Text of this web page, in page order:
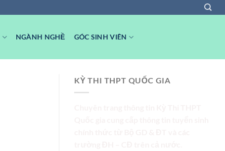
NGÀNH NGHỀ GÓC SINH VIÊN
KỲ THI THPT QUỐC GIA